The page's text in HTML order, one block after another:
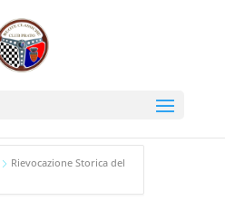
Rievocazione Storica del